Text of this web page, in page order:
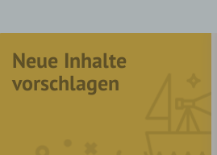
Neue Inhalte
vorschlagen